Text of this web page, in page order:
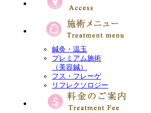
鍼灸・温玉
プレミアム施術
（美容鍼）
フス・フレーゲ
リフレクソロジー